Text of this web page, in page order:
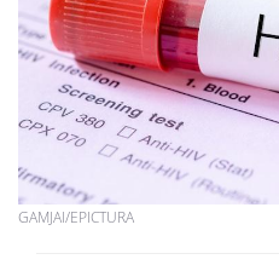
GAMJAI/EPICTURA